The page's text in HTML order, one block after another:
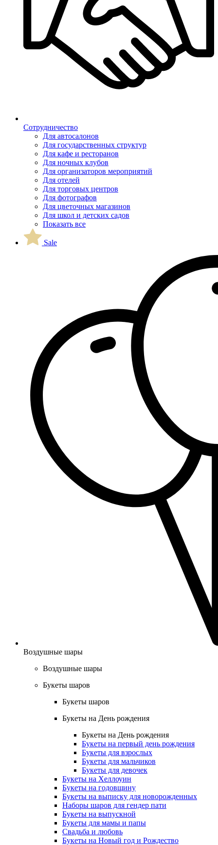
Сотрудничество
Для автосалонов
Для государственных структур
Для кафе и ресторанов
Для ночных клубов
Для организаторов мероприятий
Для отелей
Для торговых центров
Для фотографов
Для цветочных магазинов
Для школ и детских садов
Показать все
Sale
Воздушные шары
Воздушные шары
Букеты шаров
Букеты шаров
Букеты на День рождения
Букеты на День рождения
Букеты на первый день рождения
Букеты для взрослых
Букеты для мальчиков
Букеты для девочек
Букеты на Хеллоуин
Букеты на годовщину
Букеты на выписку для новорожденных
Наборы шаров для гендер пати
Букеты на выпускной
Букеты для мамы и папы
Свадьба и любовь
Букеты на Новый год и Рождество